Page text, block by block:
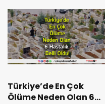
Olabilir!
Türkiye’de En Çok
Ölüme Neden Olan 6